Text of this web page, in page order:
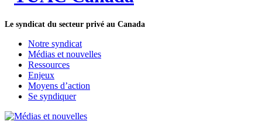
Le syndicat du secteur privé au Canada
Notre syndicat
Médias et nouvelles
Ressources
Enjeux
Moyens d’action
Se syndiquer